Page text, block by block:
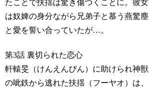
たことで扶揺は驚き傷つくことに。彼女
は奴婢の身分ながら兄弟子と慕う燕驚塵
と愛を誓い合っていたが…。
第3話 裏切られた恋心
軒轅旻（けんえんびん）に助けられ神獣
の呲鉄から逃れた扶揺（フーヤオ）は、